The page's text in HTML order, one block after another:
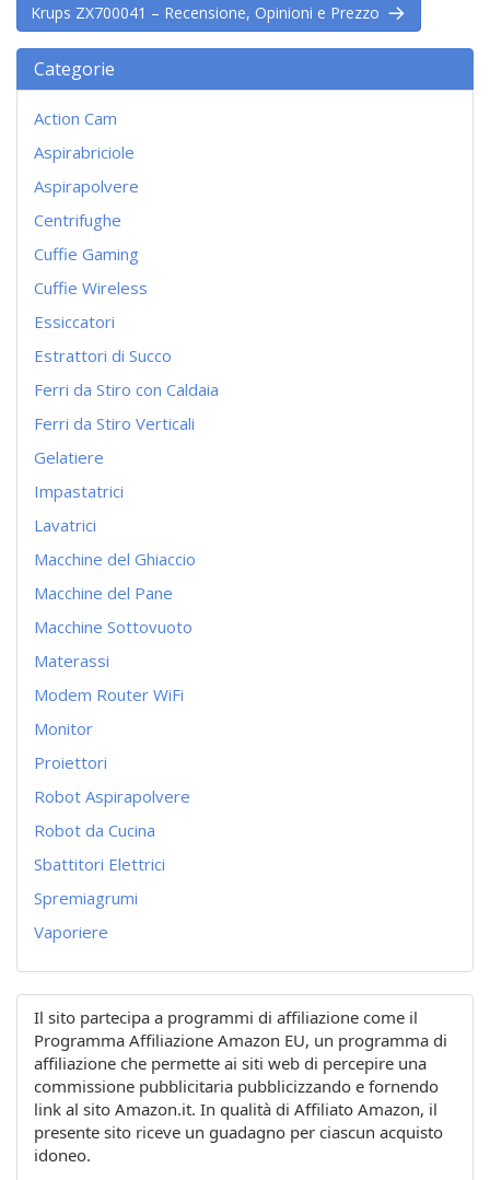
Krups ZX700041 – Recensione, Opinioni e Prezzo
Categorie
Action Cam
Aspirabriciole
Aspirapolvere
Centrifughe
Cuffie Gaming
Cuffie Wireless
Essiccatori
Estrattori di Succo
Ferri da Stiro con Caldaia
Ferri da Stiro Verticali
Gelatiere
Impastatrici
Lavatrici
Macchine del Ghiaccio
Macchine del Pane
Macchine Sottovuoto
Materassi
Modem Router WiFi
Monitor
Proiettori
Robot Aspirapolvere
Robot da Cucina
Sbattitori Elettrici
Spremiagrumi
Vaporiere
Il sito partecipa a programmi di affiliazione come il
Programma Affiliazione Amazon EU, un programma di
affiliazione che permette ai siti web di percepire una
commissione pubblicitaria pubblicizzando e fornendo
link al sito Amazon.it. In qualità di Affiliato Amazon, il
presente sito riceve un guadagno per ciascun acquisto
idoneo.